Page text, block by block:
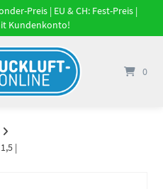
Preis | EU & CH: Fest-Preis |
Kundenkonto!
0
|